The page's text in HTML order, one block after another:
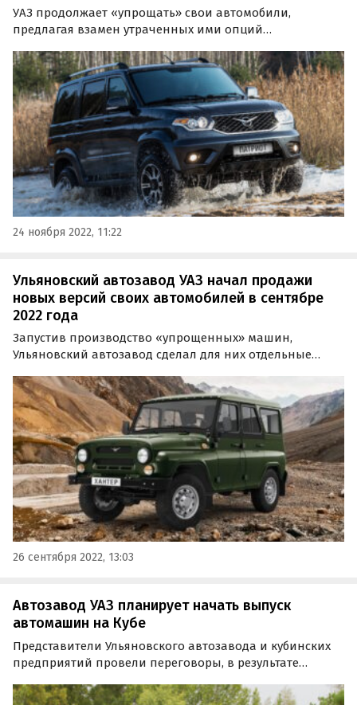
УАЗ продолжает «упрощать» свои автомобили,
предлагая взамен утраченных ими опций
отсутствие ABS, EBD и подушек безопасности, а теперь
выгода полагается и за сиденья, комбинированная
обивка на которых…
24 ноября 2022, 11:22
Ульяновский автозавод УАЗ начал продажи
новых версий своих автомобилей в сентябре
2022 года
Запустив производство «упрощенных» машин,
Ульяновский автозавод сделал для них отдельные
000-25 000 рублей дешевле, получили модели
«Патриот», «Пикап», «Хантер» и коммерческие
грузовики «Профи»…
26 сентября 2022, 13:03
Автозавод УАЗ планирует начать выпуск
автомашин на Кубе
Представители Ульяновского автозавода и кубинских
предприятий провели переговоры, в результате
«отверточной» (SKD) сборки автомашин УАЗ на Кубе.